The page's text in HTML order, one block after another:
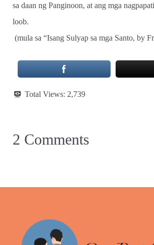
sa daan ng Panginoon, at ang mga
loob.
(mula sa “Isang Sulyap sa mga Santo, by
Total Views: 2,739
2 Comments